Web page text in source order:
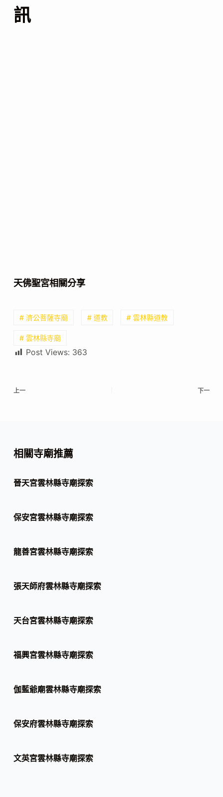
訊
天佛聖宮相關分享
# 濟公菩薩寺廟 # 道教 # 雲林縣道教
# 雲林縣寺廟
Post Views: 363
上一 下一
相關寺廟推薦
晉天宮雲林縣寺廟探索
保安宮雲林縣寺廟探索
龍善宮雲林縣寺廟探索
張天師府雲林縣寺廟探索
天台宮雲林縣寺廟探索
福興宮雲林縣寺廟探索
伽藍爺廟雲林縣寺廟探索
保安府雲林縣寺廟探索
文英宮雲林縣寺廟探索